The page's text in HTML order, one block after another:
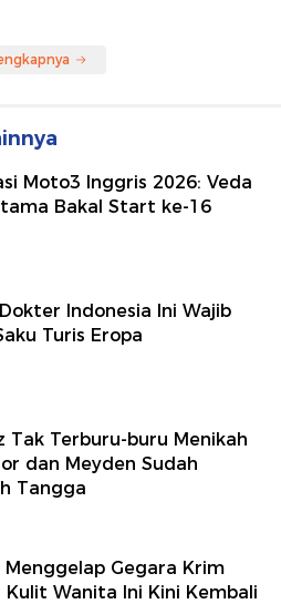
Moto3 Inggris 2026: Veda
Bakal Start ke-16
Indonesia Ini Wajib
Turis Eropa
Tak Terburu-buru Menikah
dan Meyden Sudah
Tangga
Gegara Krim
Kulit Wanita Ini Kini Kembali